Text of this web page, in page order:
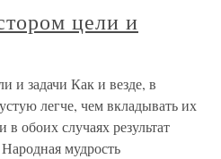
цели и
и задачи Как и везде, в
легче, чем вкладывать их
обоих случаях результат
мудрость